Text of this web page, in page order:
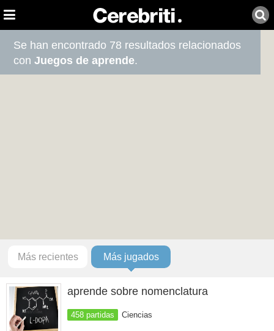
Se han encontrado 78 resultados relacionados
conJuegos de aprende.
Más recientes Más jugados
aprende sobre nomenclatura
458 partidas Ciencias